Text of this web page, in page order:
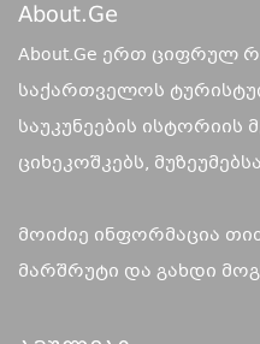
About.ge
About.Ge ერთ ციფრულ
საქართველოს
საუკუნეების ისტორიის
ციხეკოშკებს,
მოიძიე ინფორმაცია
მარშრუტი და გახდი